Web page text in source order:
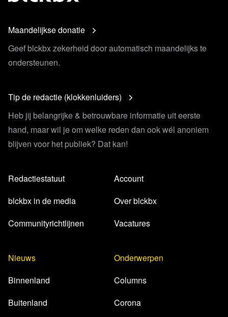
Maandelijkse donatie
Geef blckbx zekerheid door automatisch maandelijks te
ondersteunen.
Tip de redactie (klokkenluiders)
Heb jij belangrijke & betrouwbare informatie uit eerste
hand, maar wil je om welke reden dan ook wél anoniem
blijven voor het publiek? Dat kan!
Redactiestatuut
blckbx in de media
Communityrichtlijnen
Account
Over blckbx
Vacatures
Nieuws
Binnenland
Buitenland
Onderwerpen
Columns
Corona